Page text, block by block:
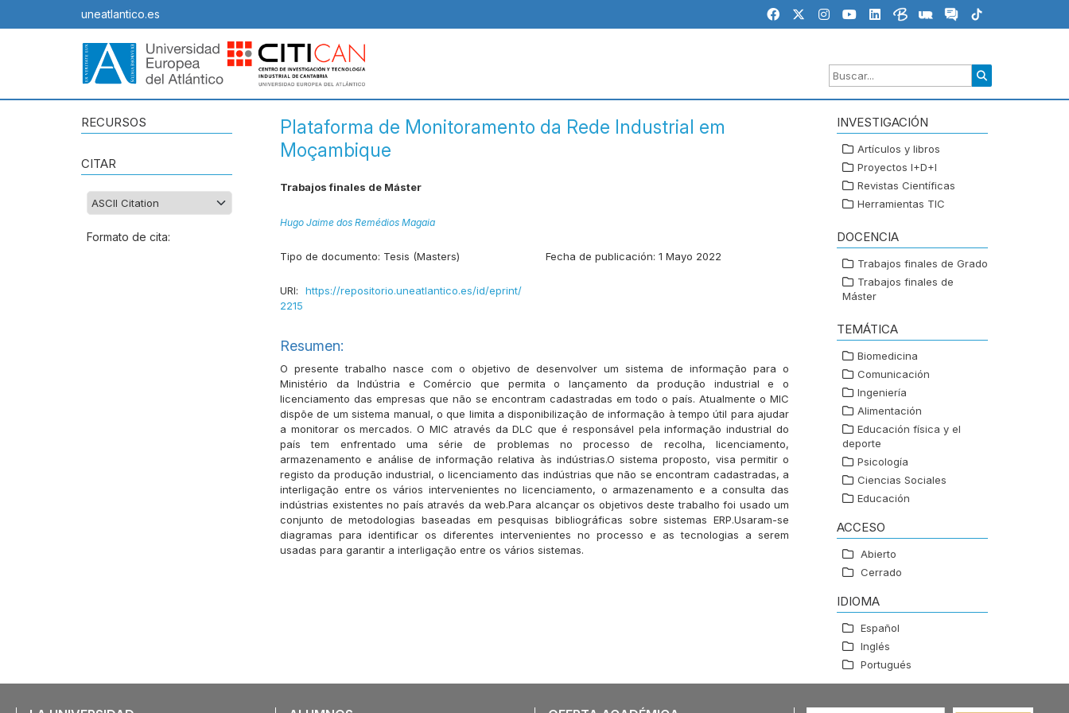
uneatlantico.es
RECURSOS
CITAR
Formato de cita:
Plataforma de Monitoramento da Rede Industrial em
Moçambique
Trabajos finales de Máster
Hugo Jaime dos Remédios Magaia
Tipo de documento: Tesis (Masters) Fecha de publicación: 1 Mayo 2022
URI: https://repositorio.uneatlantico.es/id/eprint/
2215
Resumen:
O presente trabalho nasce com o objetivo de desenvolver um sistema de informação para o
Ministério da Indústria e Comércio que permita o lançamento da produção industrial e o
licenciamento das empresas que não se encontram cadastradas em todo o país. Atualmente o MIC
dispõe de um sistema manual, o que limita a disponibilização de informação à tempo útil para ajudar
a monitorar os mercados. O MIC através da DLC que é responsável pela informação industrial do
país tem enfrentado uma série de problemas no processo de recolha, licenciamento,
armazenamento e análise de informação relativa às indústrias.O sistema proposto, visa permitir o
registo da produção industrial, o licenciamento das indústrias que não se encontram cadastradas, a
interligação entre os vários intervenientes no licenciamento, o armazenamento e a consulta das
indústrias existentes no país através da web.Para alcançar os objetivos deste trabalho foi usado um
conjunto de metodologias baseadas em pesquisas bibliográficas sobre sistemas ERP.Usaram-se
diagramas para identificar os diferentes intervenientes no processo e as tecnologias a serem
usadas para garantir a interligação entre os vários sistemas.
INVESTIGACIÓN
Artículos y libros
Proyectos I+D+I
Revistas Científicas
Herramientas TIC
DOCENCIA
Trabajos finales de Grado
Trabajos finales de
Máster
TEMÁTICA
Biomedicina
Comunicación
Ingeniería
Alimentación
Educación física y el
deporte
Psicología
Ciencias Sociales
Educación
ACCESO
Abierto
Cerrado
IDIOMA
Español
Inglés
Portugués